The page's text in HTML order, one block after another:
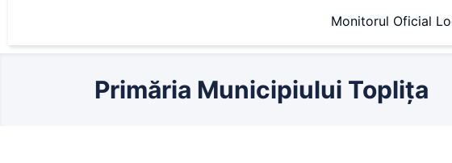
Monitorul Oficial
Primăria Municipiului Toplița